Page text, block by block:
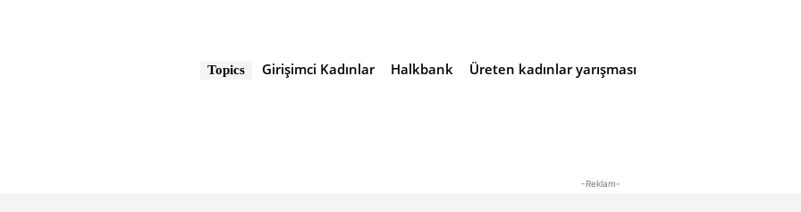
Topics Girişimci Kadınlar Halkbank Üreten kadınlar yarışması
-Reklam-